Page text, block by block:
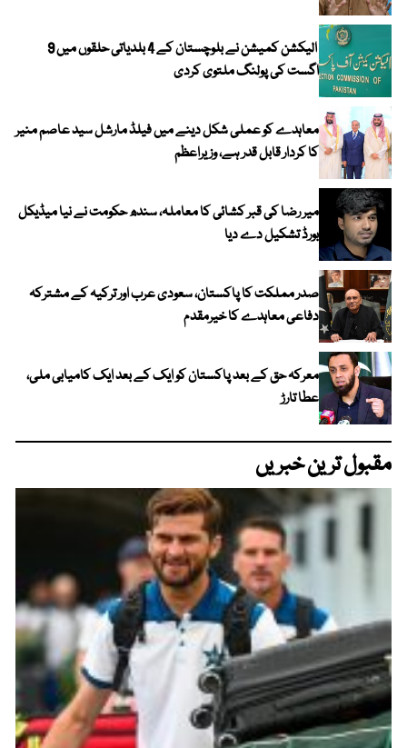
الیکشن کمیشن نے بلوچستان کے 4 بلدیاتی حلقوں میں 9
اگست کی پولنگ ملتوی کردی
معاہدے کو عملی شکل دینے میں فیلڈ مارشل سید عاصم منیر
کا کردار قابل قدر ہے، وزیراعظم
میر رضا کی قبر کشائی کا معاملہ، سندھ حکومت نے نیا میڈیکل
بورڈ تشکیل دے دیا
صدر مملکت کا پاکستان، سعودی عرب اور ترکیہ کے مشترکہ
دفاعی معاہدے کا خیرمقدم
معرکہ حق کے بعد پاکستان کو ایک کے بعد ایک کامیابی ملی،
عطا تارڑ
مقبول ترین خبریں